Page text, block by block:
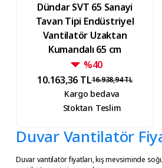
Dündar SVT 65 Sanayi
Tavan Tipi Endüstriyel
Vantilatör Uzaktan
Kumandalı 65 cm
%40
10.163,36 TL16.938,94 TL
Kargo bedava
Stoktan Teslim
Duvar Vantilatör
Duvar vantilatör fiyatları, kış mevsiminde